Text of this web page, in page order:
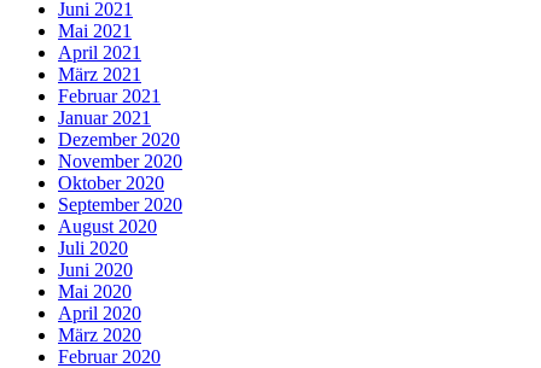
Juni 2021
Mai 2021
April 2021
März 2021
Februar 2021
Januar 2021
Dezember 2020
November 2020
Oktober 2020
September 2020
August 2020
Juli 2020
Juni 2020
Mai 2020
April 2020
März 2020
Februar 2020